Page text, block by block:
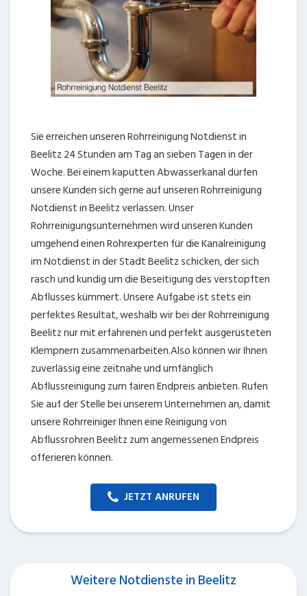
Sie erreichen unseren Rohrreinigung Notdienst in
Beelitz 24 Stunden am Tag an sieben Tagen in der
Woche. Bei einem kaputten Abwasserkanal dürfen
unsere Kunden sich gerne auf unseren Rohrreinigung
Notdienst in Beelitz verlassen. Unser
Rohrreinigungsunternehmen wird unseren Kunden
umgehend einen Rohrexperten für die Kanalreinigung
im Notdienst in der Stadt Beelitz schicken, der sich
rasch und kundig um die Beseitigung des verstopften
Abflusses kümmert. Unsere Aufgabe ist stets ein
perfektes Resultat, weshalb wir bei der Rohrreinigung
Beelitz nur mit erfahrenen und perfekt ausgerüsteten
Klempnern zusammenarbeiten.Also können wir Ihnen
zuverlässig eine zeitnahe und umfänglich
Abflussreinigung zum fairen Endpreis anbieten. Rufen
Sie auf der Stelle bei unserem Unternehmen an, damit
unsere Rohrreiniger Ihnen eine Reinigung von
Abflussrohren Beelitz zum angemessenen Endpreis
offerieren können.
JETZT ANRUFEN
Weitere Notdienste in Beelitz